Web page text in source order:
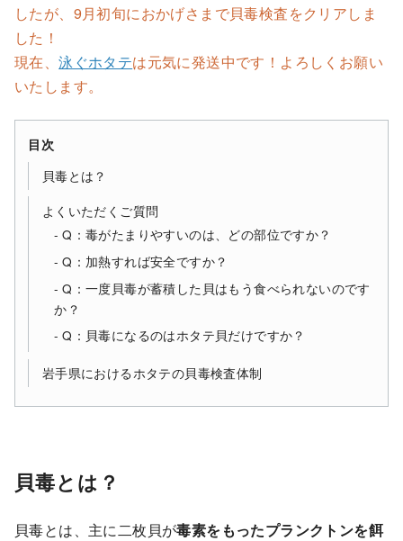
したが、9月初旬におかげさまで貝毒検査をクリアしま
した！
現在、泳ぐホタテは元気に発送中です！よろしくお願い
いたします。
目次
貝毒とは？
よくいただくご質問
Q：毒がたまりやすいのは、どの部位ですか？
Q：加熱すれば安全ですか？
Q：一度貝毒が蓄積した貝はもう食べられないのです
か？
Q：貝毒になるのはホタテ貝だけですか？
岩手県におけるホタテの貝毒検査体制
貝毒とは？
貝毒とは、主に二枚貝が毒素をもったプランクトンを餌